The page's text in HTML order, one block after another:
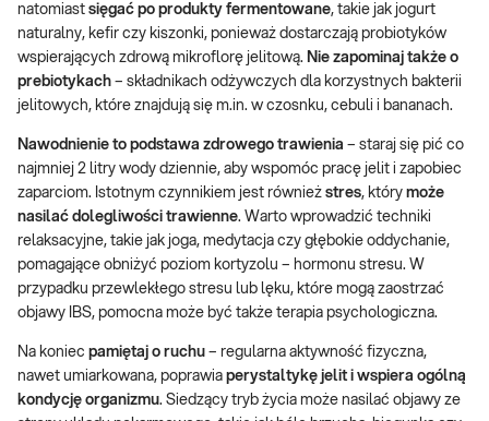
natomiast sięgać po produkty fermentowane, takie jak jogurt
naturalny, kefir czy kiszonki, ponieważ dostarczają probiotyków
wspierających zdrową mikroflorę jelitową. Nie zapominaj także o
prebiotykach – składnikach odżywczych dla korzystnych bakterii
jelitowych, które znajdują się m.in. w czosnku, cebuli i bananach.
Nawodnienie to podstawa zdrowego trawienia – staraj się pić co
najmniej 2 litry wody dziennie, aby wspomóc pracę jelit i zapobiec
zaparciom. Istotnym czynnikiem jest również stres, który może
nasilać dolegliwości trawienne. Warto wprowadzić techniki
relaksacyjne, takie jak joga, medytacja czy głębokie oddychanie,
pomagające obniżyć poziom kortyzolu – hormonu stresu. W
przypadku przewlekłego stresu lub lęku, które mogą zaostrzać
objawy IBS, pomocna może być także terapia psychologiczna.
Na koniec pamiętaj o ruchu – regularna aktywność fizyczna,
nawet umiarkowana, poprawia perystaltykę jelit i wspiera ogólną
kondycję organizmu. Siedzący tryb życia może nasilać objawy ze